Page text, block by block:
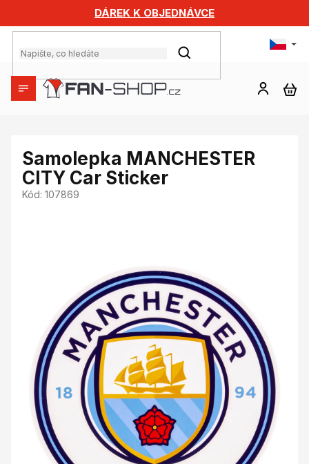
obsah
DÁREK K OBJEDNÁVCE
HLEDAT
Samolepka MANCHESTER
CITY Car Sticker
Kód: 107869